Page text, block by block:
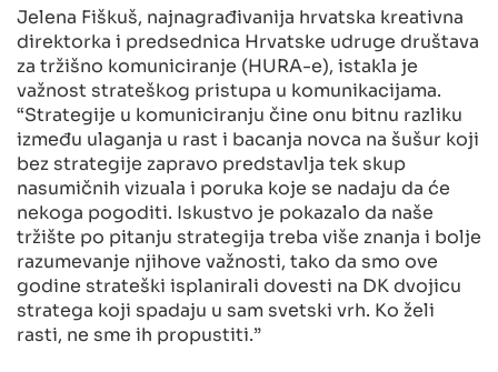
Jelena Fiškuš, najnagrađivanija hrvatska kreativna
direktorka i predsednica Hrvatske udruge društava
za tržišno komuniciranje (HURA-e), istakla je
važnost strateškog pristupa u komunikacijama.
“Strategije u komuniciranju čine onu bitnu razliku
između ulaganja u rast i bacanja novca na šušur koji
bez strategije zapravo predstavlja tek skup
nasumičnih vizuala i poruka koje se nadaju da će
nekoga pogoditi. Iskustvo je pokazalo da naše
tržište po pitanju strategija treba više znanja i bolje
razumevanje njihove važnosti, tako da smo ove
godine strateški isplanirali dovesti na DK dvojicu
stratega koji spadaju u sam svetski vrh. Ko želi
rasti, ne sme ih propustiti.”